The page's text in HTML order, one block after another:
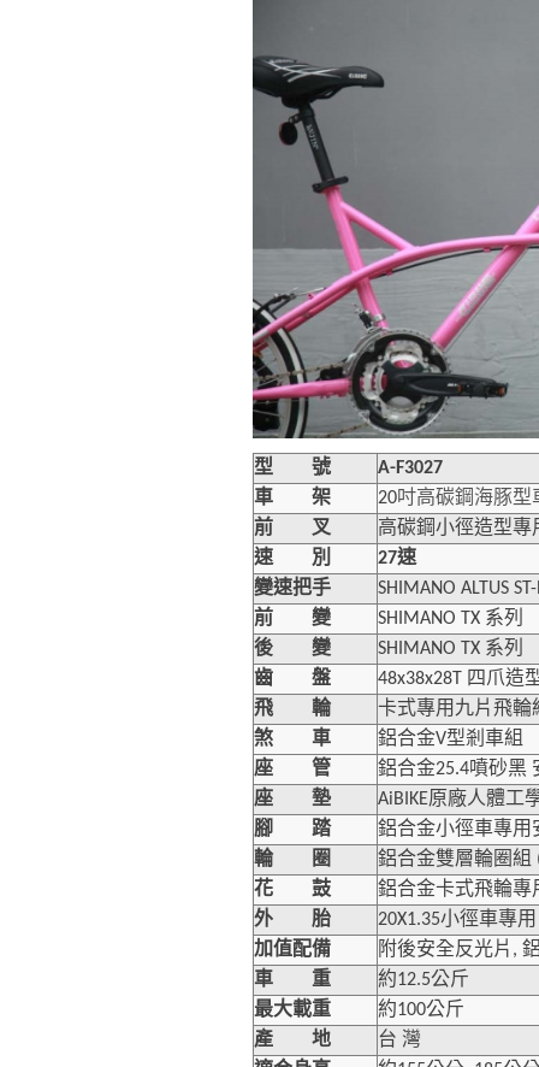
型 號
A-F3027
車 架
20吋高碳鋼海豚型
前 叉
高碳鋼小徑造型專
速 別
27速
變速把手
SHIMANO ALTUS
前 變
SHIMANO TX 系列
後 變 SHIMANO TX 系列
齒 盤 48x38x28T 四爪造
飛 輪 卡式專用九片飛輪
煞 車
鋁合金V型剎車組
座 管
鋁合金25.4噴砂黑
座 墊
AiBIKE原廠人體工
腳 踏
鋁合金小徑車專用
輪 圈
鋁合金雙層輪圈組
花 鼓
鋁合金卡式飛輪
外 胎
20X1.35小徑車專用
加值配備 附後安全反光片 ,
車 重
約12.5公斤
最大載重
約100公斤
產 地
台 灣